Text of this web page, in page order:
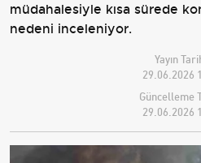
müdahalesiyle kısa sürede
nedeni inceleniyor.
Yayın
29.06.2026
Güncelleme
29.06.2026